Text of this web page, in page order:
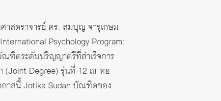
สตราจารย์ ดร. สมบุญ จารุเกษม
Psychology Program:
ณฑิตระดับปริญญาตรีที่สำเร็จการ
(Joint Degree) รุ่นที่ 12 ณ หอ
กาสนี้ Jotika Sudan บัณฑิตของ